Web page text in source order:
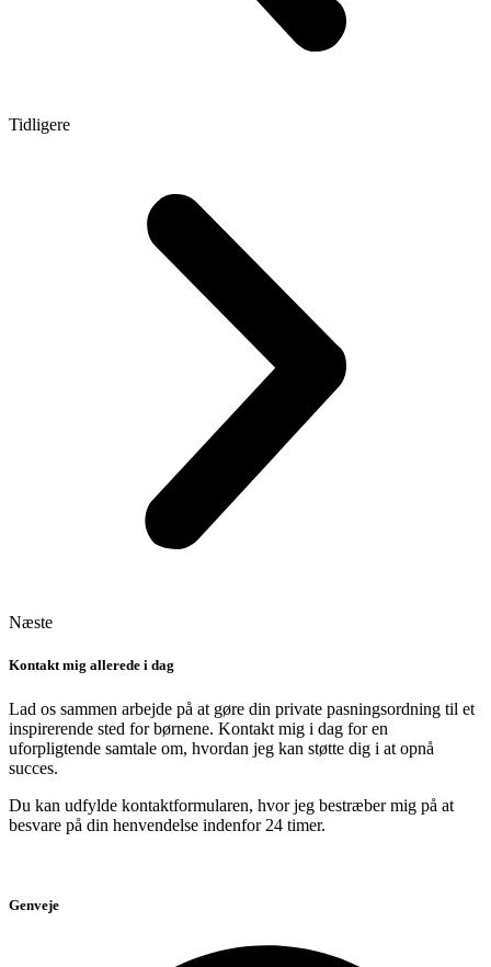
Tidligere
Næste
Kontakt mig allerede i dag
Lad os sammen arbejde på at gøre din private pasningsordning til et
inspirerende sted for børnene. Kontakt mig i dag for en
uforpligtende samtale om, hvordan jeg kan støtte dig i at opnå
succes.
Du kan udfylde kontaktformularen, hvor jeg bestræber mig på at
besvare på din henvendelse indenfor 24 timer.
Genveje